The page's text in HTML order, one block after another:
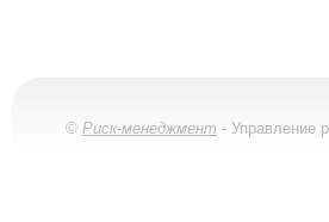
© Риск-менеджмент - Управление